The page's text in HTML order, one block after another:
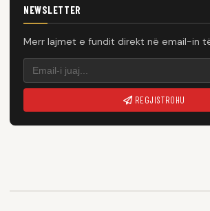
NEWSLETTER
Merr lajmet e fundit direkt në email-in
REGJISTROHU